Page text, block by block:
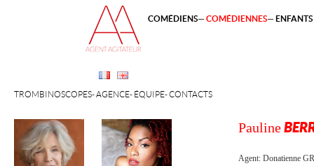
TROMBINOSCOPES AGENCE ÉQUIPE CONTACTS
COMÉDIENS COMÉDIENNES
Pauline
Agent: Donatienne